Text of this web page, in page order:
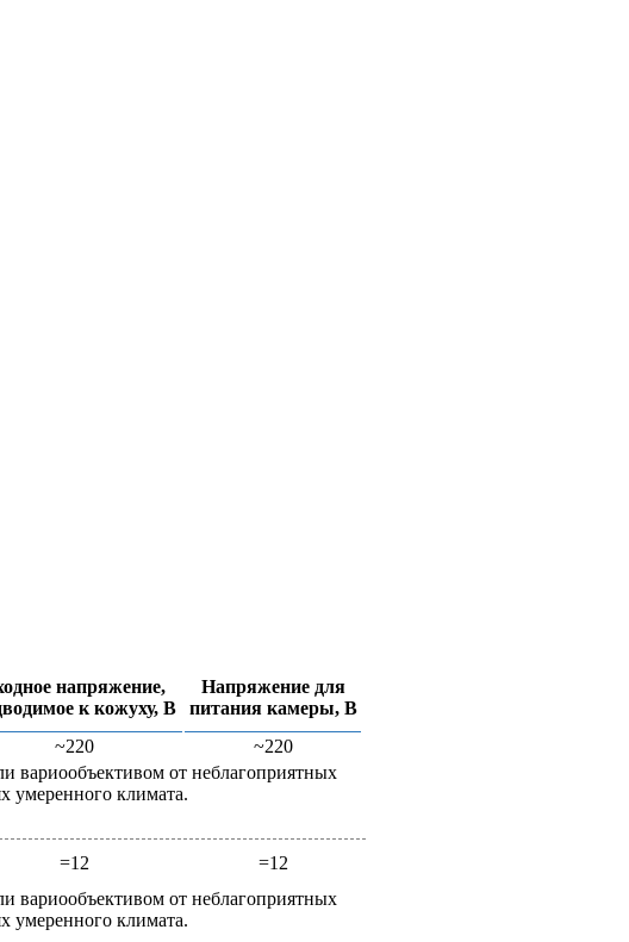
напряжение,
к кожуху, В
Напряжение для
питания камеры, В
~220
~220
вариообъективом от неблагоприятных
умеренного климата.
=12 =12
вариообъективом от неблагоприятных
умеренного климата.